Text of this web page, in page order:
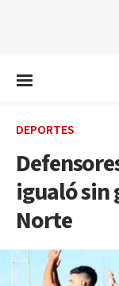
DEPORTES
igualó sin
Norte